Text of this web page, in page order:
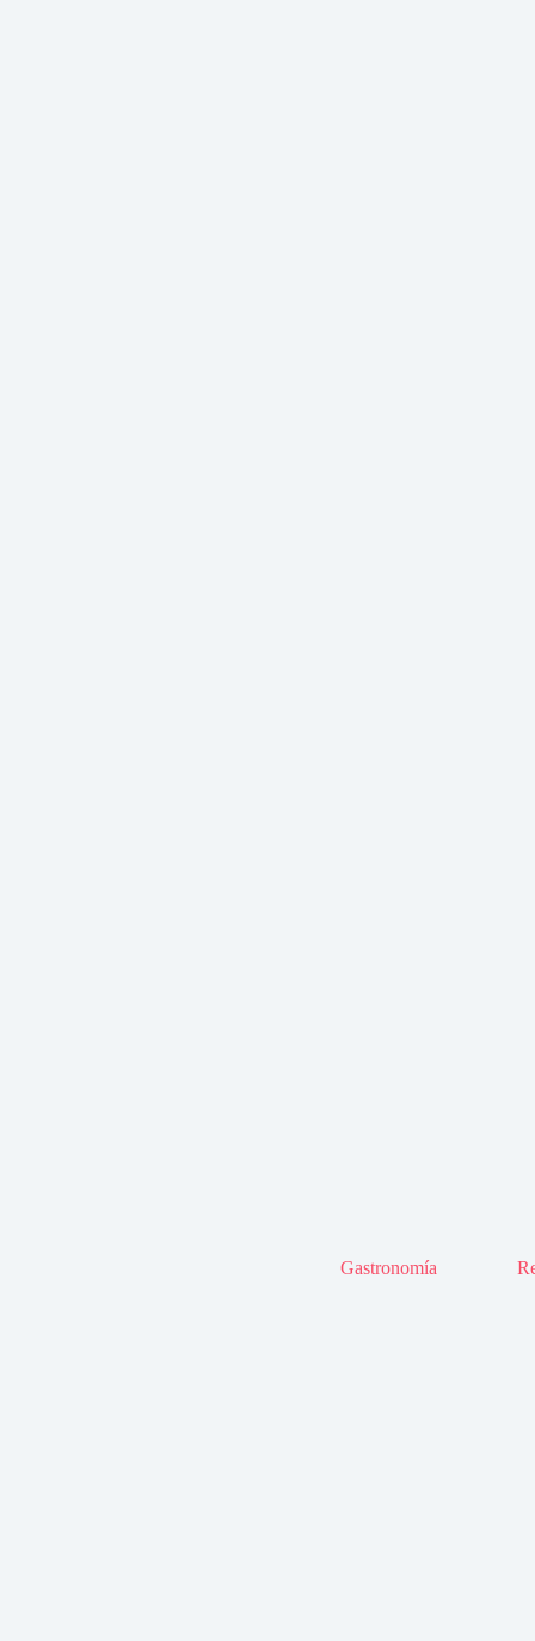
Gastronomía